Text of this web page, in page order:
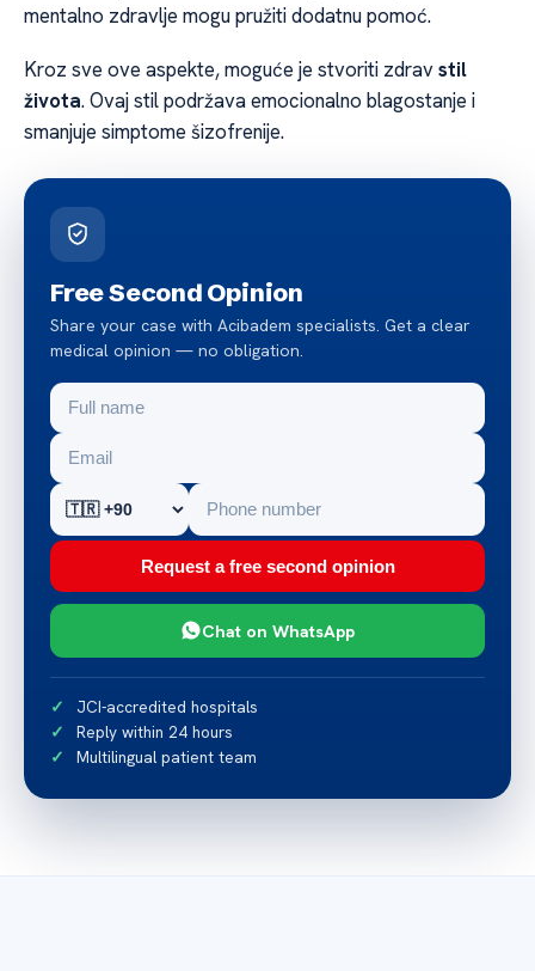
mentalno zdravlje mogu pružiti dodatnu pomoć.
Kroz sve ove aspekte, moguće je stvoriti zdravstil
života. Ovaj stil podržava emocionalno blagostanje i
smanjuje simptome šizofrenije.
Free Second Opinion
Share your case with Acibadem specialists. Get a clear
medical opinion — no obligation.
Request a free second opinion
Chat on WhatsApp
JCI-accredited hospitals
Reply within 24 hours
Multilingual patient team